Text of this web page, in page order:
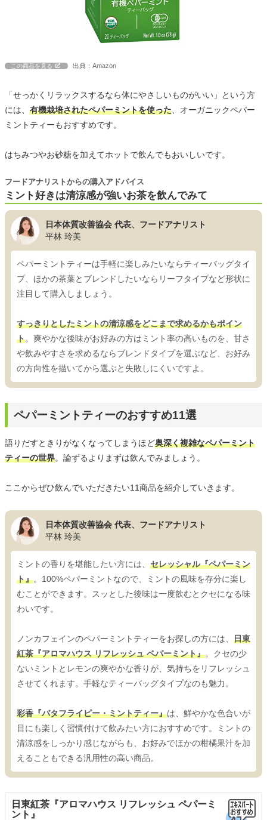
この商品を見る 出典：Amazon
「せっかくリラックスするなら体にやさしいものがいい」という方
には、 有機栽培されたペパーミントを使った 、オーガニックペパー
ミントティーもおすすめです。
はちみつやお砂糖を加えてホットで飲んでもおいしいです。
ミント好きは清涼感が強いお茶を飲んでみて
フードアナリストからの購入アドバイス
日本体質改善協会 代表、フードアナリスト
平林 玲美
ペパーミントティーは手軽に楽しみたいならティーバッグタイ
プ、ほかの茶葉とブレンドしたいならリーフタイプなど形状に
注目して購入しましょう。
すっきりとしたミントの清涼感をどこまで求めるかもポイン
ト。爽やかな後味がお好みの方はミント率の高いものを、甘さ
や飲みやすさを求めるならブレンドタイプを選ぶなど、お好み
の方向性を描いてから選ぶと失敗しにくいですよ。
ペパーミントティーのおすすめ11選
語りだすときりがなくなってしまうほど奥深く複雑なペパーミント
ティーの世界。論ずるよりまずは飲んでみましょう。
ここからぜひ飲んでいただきたい11商品を紹介していきます。
日本体質改善協会 代表、フードアナリスト
平林 玲美
ミントの香りを堪能したい方には、 セレッシャル『ペパーミン
ト』。100%ペパーミントなので、ミントの風味を存分に楽し
むことができます。スッとした後味は一度飲むとクセになる味
わいです。
ノンカフェインのペパーミントティーをお探しの方には、 日東
紅茶『アロマハウス リフレッシュ ペパーミント』。クセの少
ないミントとレモンの爽やかな香りが、気持ちをリフレッシュ
させてくれます。手軽なティーバッグタイプなのも魅力。
彩香『バタフライピー・ミントティー』は、鮮やかな色合いが
目にも楽しく習慣付けて飲みたい方におすすめです。ミントの
清涼感をしっかり感じながらも、お好みでほかの柑橘果汁を加
えることもできる汎用性の高い商品。
日東紅茶『アロマハウス リフレッシュ ペパーミ
ント』